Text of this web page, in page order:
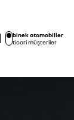
binek otomobiller
ticari müşteriler